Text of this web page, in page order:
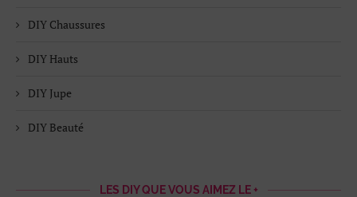
DIY Chaussures
DIY Hauts
DIY Jupe
DIY Beauté
LES DIY QUE VOUS AIMEZ LE +